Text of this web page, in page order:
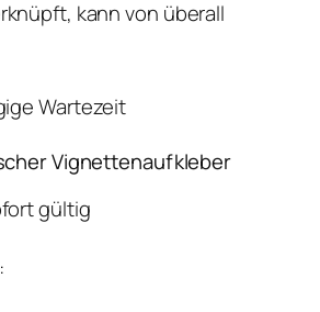
kann von überall
Wartezeit
Vignettenaufkleber
gültig